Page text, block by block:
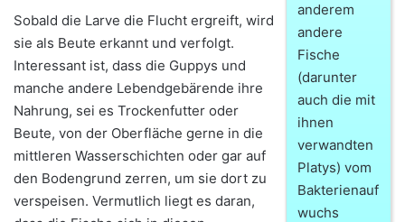
anderem
andere
Fische
(darunter
auch die mit
ihnen
verwandten
Platys) vom
Bakterienauf
wuchs
Sobald die Larve die Flucht ergreift, wird
sie als Beute erkannt und verfolgt.
Interessant ist, dass die Guppys und
manche andere Lebendgebärende ihre
Nahrung, sei es Trockenfutter oder
Beute, von der Oberfläche gerne in die
mittleren Wasserschichten oder gar auf
den Bodengrund zerren, um sie dort zu
verspeisen. Vermutlich liegt es daran,